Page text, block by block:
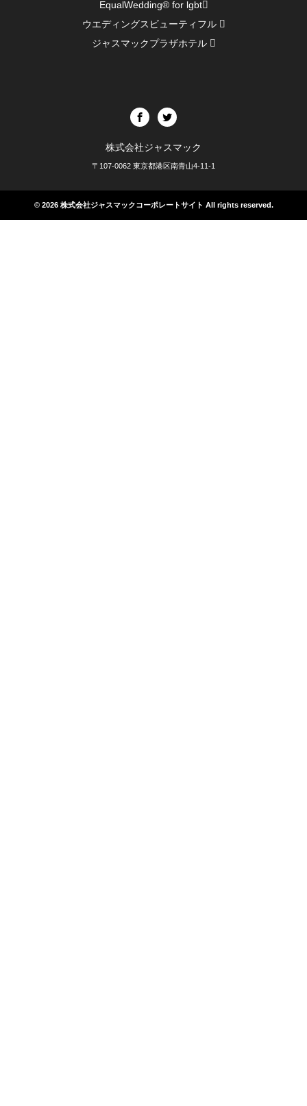
EqualWedding® for lgbt
ウエディングスビューティフル
ジャスマックプラザホテル
株式会社ジャスマック
〒107-0062 東京都港区南青山4-11-1
© 2026 株式会社ジャスマックコーポレートサイト All rights reserved.